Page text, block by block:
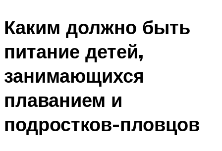
Каким должно быть
питание детей,
занимающихся
плаванием и
подростков-пловцов